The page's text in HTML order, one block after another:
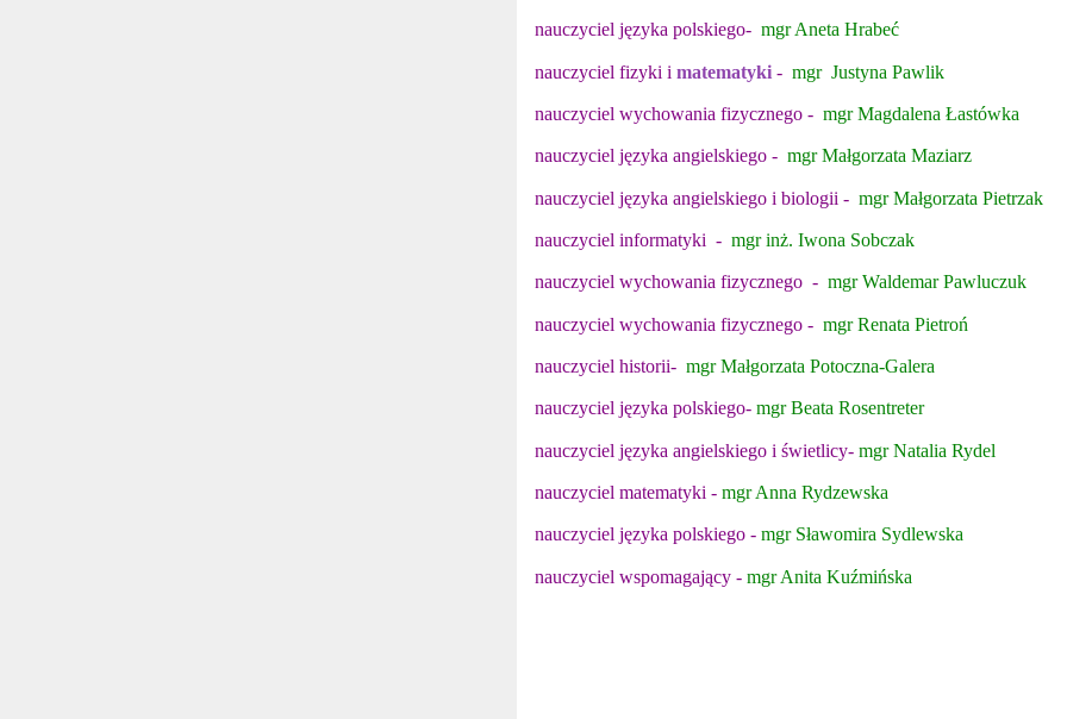
nauczyciel języka polskiego- mgr Aneta Hrabeć
nauczyciel fizyki i matematyki - mgr Justyna Pawlik
nauczyciel wychowania fizycznego - mgr Magdalena Łastówka
nauczyciel języka angielskiego - mgr Małgorzata Maziarz
nauczyciel języka angielskiego i biologii - mgr Małgorzata Pietrzak
nauczyciel informatyki - mgr inż. Iwona Sobczak
nauczyciel wychowania fizycznego - mgr Waldemar Pawluczuk
nauczyciel wychowania fizycznego - mgr Renata Pietroń
nauczyciel historii- mgr Małgorzata Potoczna-Galera
nauczyciel języka polskiego- mgr Beata Rosentreter
nauczyciel języka angielskiego i świetlicy- mgr Natalia Rydel
nauczyciel matematyki - mgr Anna Rydzewska
nauczyciel języka polskiego - mgr Sławomira Sydlewska
nauczyciel wspomagający - mgr Anita Kuźmińska